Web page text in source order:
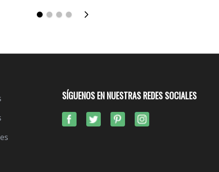
SÍGUENOS EN NUESTRAS REDES SOCIALES